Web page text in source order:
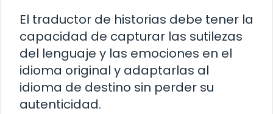
El traductor de historias debe tener la
capacidad de capturar las sutilezas
del lenguaje y las emociones en el
idioma original y adaptarlas al
idioma de destino sin perder su
autenticidad.